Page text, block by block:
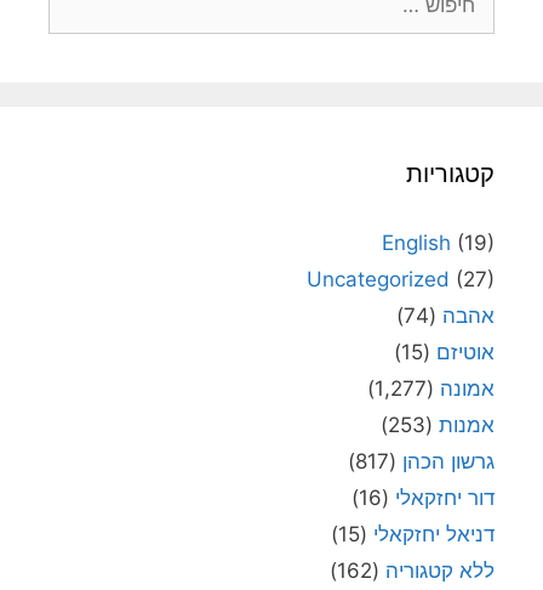
קטגוריות
English (19)
Uncategorized (27)
אהבה (74)
אוטיזם (15)
אמונה (1,277)
אמנות (253)
גרשון הכהן (817)
דור יחזקאלי (16)
דניאל יחזקאלי (15)
ללא קטגוריה (162)